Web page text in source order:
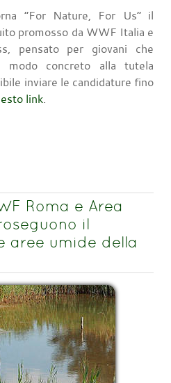
“For Nature, For Us” il
promosso da WWF Italia e
pensato per giovani che
modo concreto alla tutela
inviare le candidature fino
link.
Roma e Area
il
aree umide della